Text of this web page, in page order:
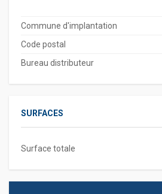
Commune d'implantation
Code postal
Bureau distributeur
SURFACES
Surface totale